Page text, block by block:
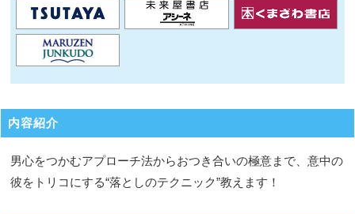
内容紹介
男心をつかむアプローチ法からおつき合いの極意まで、意中の
彼をトリコにする“落としのテクニック”教えます！